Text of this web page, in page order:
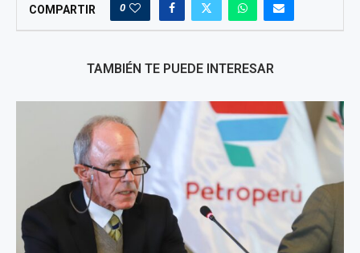
COMPARTIR 0
TAMBIÉN TE PUEDE INTERESAR